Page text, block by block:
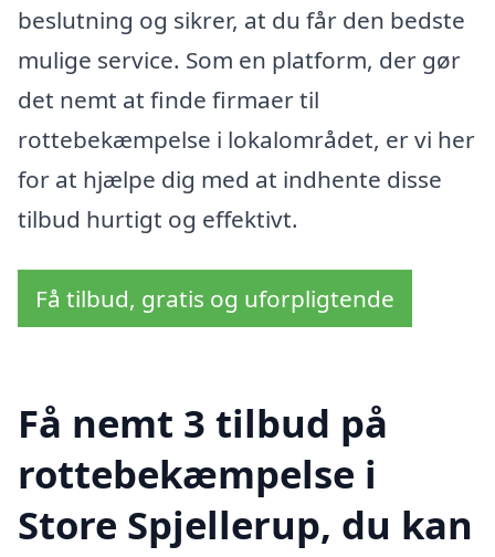
beslutning og sikrer, at du får den bedste
mulige service. Som en platform, der gør
det nemt at finde firmaer til
rottebekæmpelse i lokalområdet, er vi her
for at hjælpe dig med at indhente disse
tilbud hurtigt og effektivt.
Få tilbud, gratis og uforpligtende
Få nemt 3 tilbud på
rottebekæmpelse i
Store Spjellerup, du kan